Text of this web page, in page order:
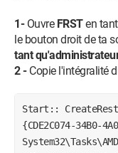
1-Ouvre FRSTen
le bouton droit de ta
tant
2 -Copie l'intégralité
Start::
{CDE2C074-34B0-